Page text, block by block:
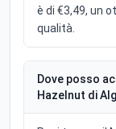
è di €3,49, un
qualità.
Dove posso
Hazelnut di